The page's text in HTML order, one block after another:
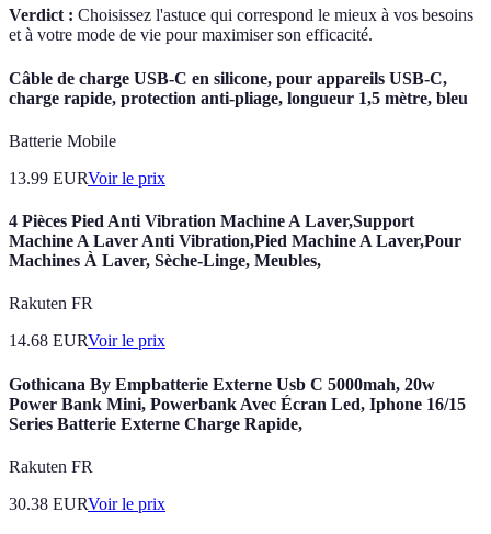
Verdict : Choisissez l'astuce qui correspond le mieux à vos besoins
et à votre mode de vie pour maximiser son efficacité.
Câble de charge USB-C en silicone, pour appareils USB-C,
charge rapide, protection anti-pliage, longueur 1,5 mètre, bleu
Batterie Mobile
13.99 EURVoir le prix
4 Pièces Pied Anti Vibration Machine A Laver,Support
Machine A Laver Anti Vibration,Pied Machine A Laver,Pour
Machines À Laver, Sèche-Linge, Meubles,
Rakuten FR
14.68 EURVoir le prix
Gothicana By Empbatterie Externe Usb C 5000mah, 20w
Power Bank Mini, Powerbank Avec Écran Led, Iphone 16/15
Series Batterie Externe Charge Rapide,
Rakuten FR
30.38 EURVoir le prix